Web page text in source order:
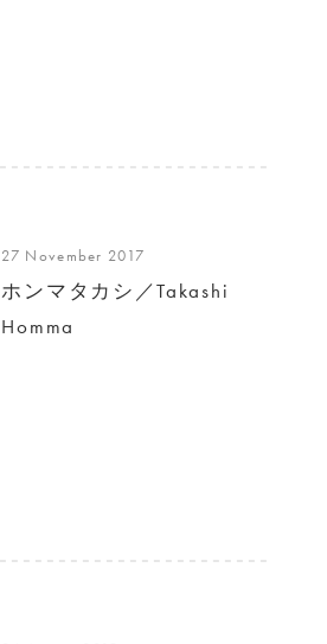
27 November 2017
ホンマタカシ／Takashi
Homma